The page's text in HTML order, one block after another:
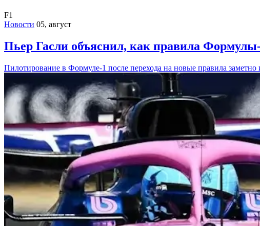
F1
Новости 05, август
Пьер Гасли объяснил, как правила
Пилотирование в Формуле-1 после перехода на новые правила